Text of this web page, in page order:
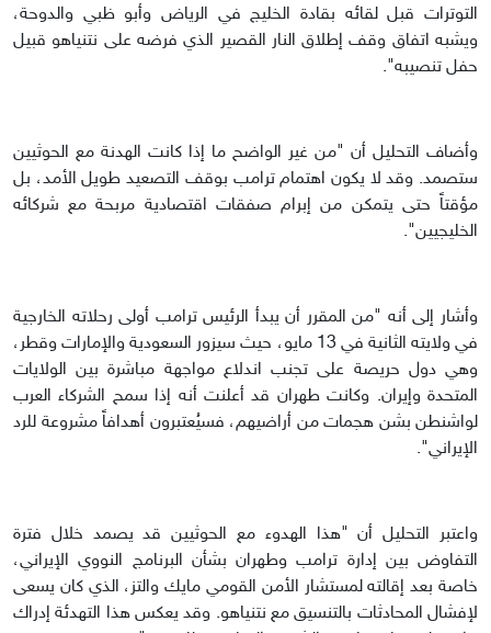
التوترات قبل لقائه بقادة الخليج في الرياض وأبو ظبي والدوحة،
ويشبه اتفاق وقف إطلاق النار القصير الذي فرضه على نتنياهو قبيل
حفل تنصيبه".
وأضاف التحليل أن "من غير الواضح ما إذا كانت الهدنة مع الحوثيين
ستصمد. وقد لا يكون اهتمام ترامب بوقف التصعيد طويل الأمد، بل
مؤقتاً حتى يتمكن من إبرام صفقات اقتصادية مربحة مع شركائه
الخليجيين".
وأشار إلى أنه "من المقرر أن يبدأ الرئيس ترامب أولى رحلاته الخارجية
في ولايته الثانية في 13 مايو، حيث سيزور السعودية والإمارات وقطر،
وهي دول حريصة على تجنب اندلاع مواجهة مباشرة بين الولايات
المتحدة وإيران. وكانت طهران قد أعلنت أنه إذا سمح الشركاء العرب
لواشنطن بشن هجمات من أراضيهم، فسيُعتبرون أهدافاً مشروعة للرد
الإيراني".
واعتبر التحليل أن "هذا الهدوء مع الحوثيين قد يصمد خلال فترة
التفاوض بين إدارة ترامب وطهران بشأن البرنامج النووي الإيراني،
خاصة بعد إقالته لمستشار الأمن القومي مايك والتز، الذي كان يسعى
لإفشال المحادثات بالتنسيق مع نتنياهو. وقد يعكس هذا التهدئة إدراك